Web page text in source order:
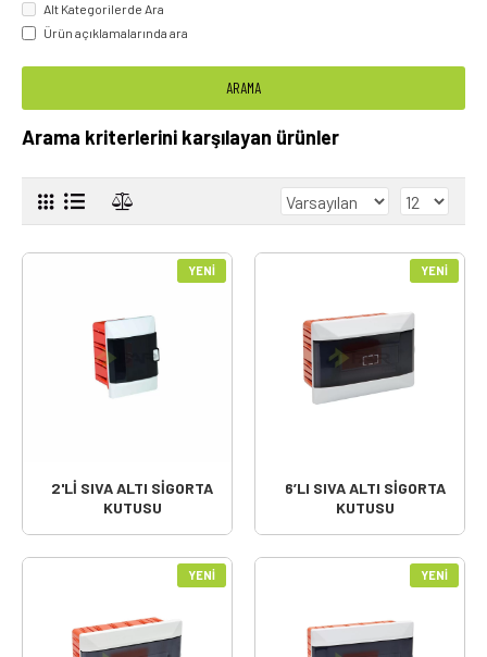
Alt Kategorilerde Ara
Ürün açıklamalarında ara
ARAMA
Arama kriterlerini karşılayan ürünler
YENI
2'Lİ SIVA ALTI SİGORTA
KUTUSU
YENI
6’LI SIVA ALTI SİGORTA
KUTUSU
YENI YENI